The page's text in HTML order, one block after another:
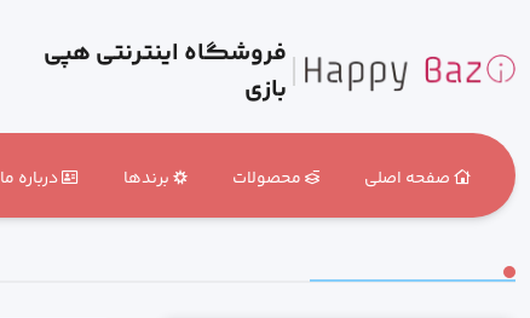
فروشگاه اینترنتی هپی
بازی
صفحه اصلی محصولات برندها درباره ما